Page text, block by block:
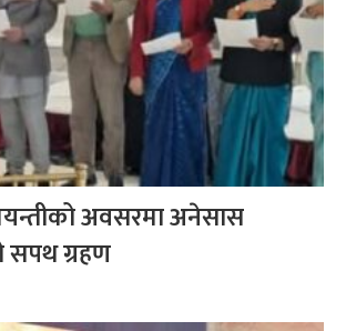
अवसरमा अनेसास
सपथ ग्रहण